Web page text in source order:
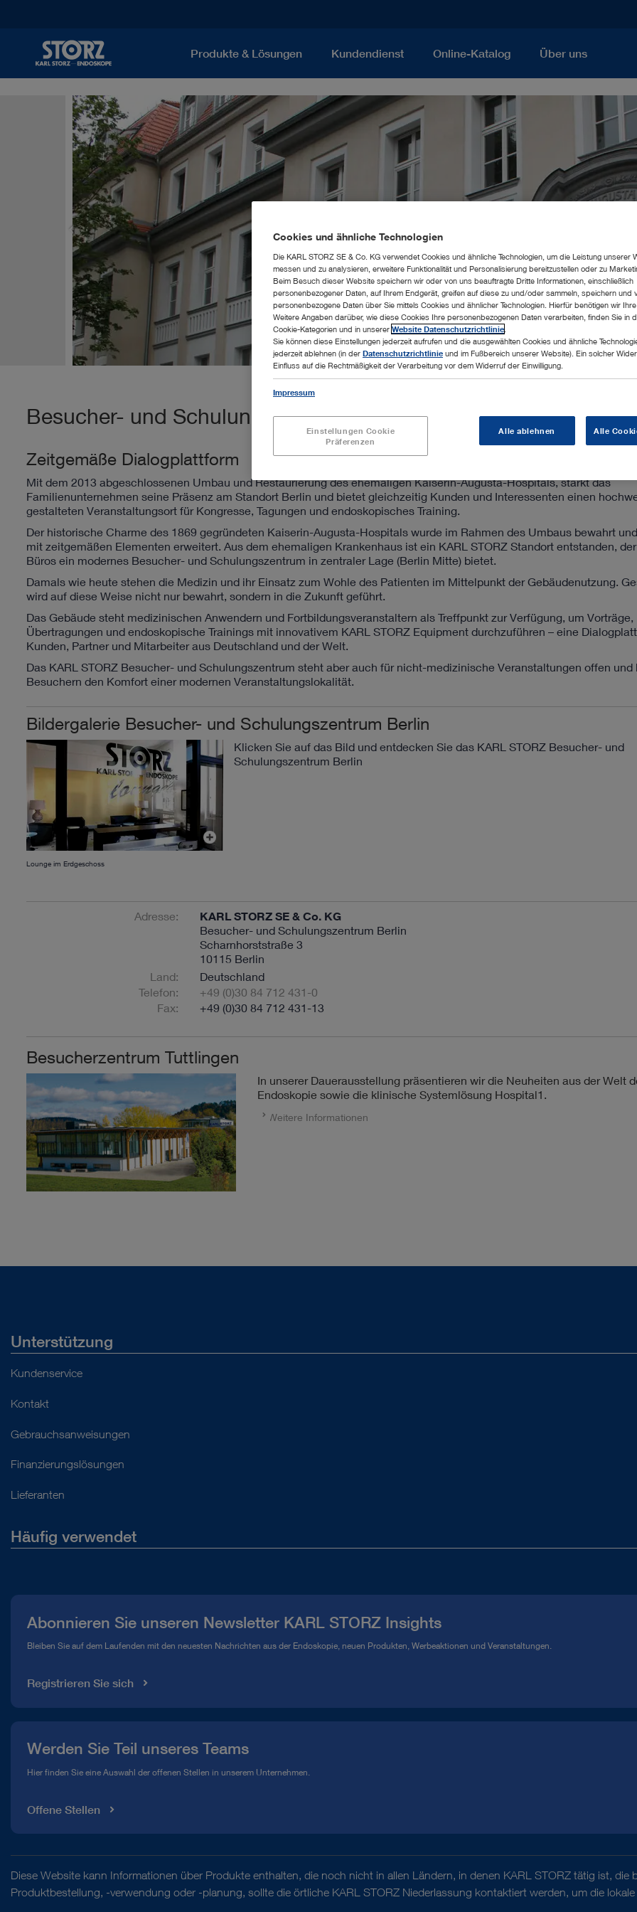
Produkte & Lösungen Kundendienst Online-Katalog Über uns
Besucher- und Schulungszentrum Berlin
Zeitgemäße Dialogplattform
Mit dem 2013 abgeschlossenen Umbau und Restaurierung des ehemaligen Kaiserin-Augusta-Hospitals, stärkt das
Familienunternehmen seine Präsenz am Standort Berlin und bietet gleichzeitig Kunden und Interessenten einen
gestalteten Veranstaltungsort für Kongresse, Tagungen und endoskopisches Training.
Der historische Charme des 1869 gegründeten Kaiserin-Augusta-Hospitals wurde im Rahmen des Umbaus bewahrt
mit zeitgemäßen Elementen erweitert. Aus dem ehemaligen Krankenhaus ist ein KARL STORZ Standort entstanden,
Büros ein modernes Besucher- und Schulungszentrum in zentraler Lage (Berlin Mitte) bietet.
Damals wie heute stehen die Medizin und ihr Einsatz zum Wohle des Patienten im Mittelpunkt der Gebäudenutzung.
wird auf diese Weise nicht nur bewahrt, sondern in die Zukunft geführt.
Das Gebäude steht medizinischen Anwendern und Fortbildungsveranstaltern als Treffpunkt zur Verfügung, um Vorträge,
Übertragungen und endoskopische Trainings mit innovativem KARL STORZ Equipment durchzuführen – eine
Kunden, Partner und Mitarbeiter aus Deutschland und der Welt.
Das KARL STORZ Besucher- und Schulungszentrum steht aber auch für nicht-medizinische Veranstaltungen offen und
Besuchern den Komfort einer modernen Veranstaltungslokalität.
Bildergalerie Besucher- und Schulungszentrum Berlin
Lounge im Erdgeschoss
Klicken Sie auf das Bild und entdecken Sie das KARL STORZ Besucher- und
Schulungszentrum Berlin
Adresse: KARL STORZ SE & Co. KG
Besucher- und Schulungszentrum Berlin
Scharnhorststraße 3
10115 Berlin
Land:
Telefon:
Fax:
Deutschland
+49 (0)30 84 712 431-0
+49 (0)30 84 712 431-13
Besucherzentrum Tuttlingen
In unserer Dauerausstellung präsentieren wir die Neuheiten aus der Welt
Endoskopie sowie die klinische Systemlösung Hospital1.
Weitere Informationen
Unterstützung
Kundenservice
Kontakt
Gebrauchsanweisungen
Finanzierungslösungen
Lieferanten
Häufig verwendet
Compliance Hotline
Abonnieren Sie unseren Newsletter KARL STORZ Insights
Bleiben Sie auf dem Laufenden mit den neuesten Nachrichten aus der Endoskopie, neuen Produkten, Werbeaktionen und Veranstaltungen.
Registrieren Sie sich
Werden Sie Teil unseres Teams
Hier finden Sie eine Auswahl der offenen Stellen in unserem Unternehmen.
Offene Stellen
Diese Website kann Informationen über Produkte enthalten, die noch nicht in allen Ländern, in denen KARL STORZ tätig ist, die
Produktbestellung, -verwendung oder -planung, sollte die örtliche KARL STORZ Niederlassung kontaktiert werden, um die
Cookies und ähnliche Technologien
Die KARL STORZ SE & Co. KG verwendet Cookies und ähnliche Technologien, um die Leistung unserer
messen und zu analysieren, erweitere Funktionalität und Personalisierung bereitzustellen oder zu
Beim Besuch dieser Website speichern wir oder von uns beauftragte Dritte Informationen, einschließlich
personenbezogener Daten, auf Ihrem Endgerät, greifen auf diese zu und/oder sammeln, speichern und
personenbezogene Daten über Sie mittels Cookies und ähnlicher Technologien. Hierfür benötigen wir Ihre
Weitere Angaben darüber, wie diese Cookies Ihre personenbezogenen Daten verarbeiten, finden Sie in
Cookie-Kategorien und in unserer Website Datenschutzrichtlinie
Sie können diese Einstellungen jederzeit aufrufen und die ausgewählten Cookies und ähnliche
jederzeit ablehnen (in der Datenschutzrichtlinie und im Fußbereich unserer Website). Ein solcher
Einfluss auf die Rechtmäßigkeit der Verarbeitung vor dem Widerruf der Einwilligung.
Impressum
Einstellungen Cookie
Präferenzen
Alle ablehnen Alle